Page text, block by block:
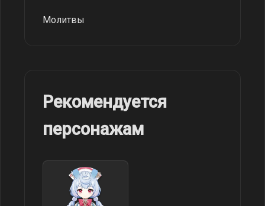
Молитвы
Рекомендуется
персонажам